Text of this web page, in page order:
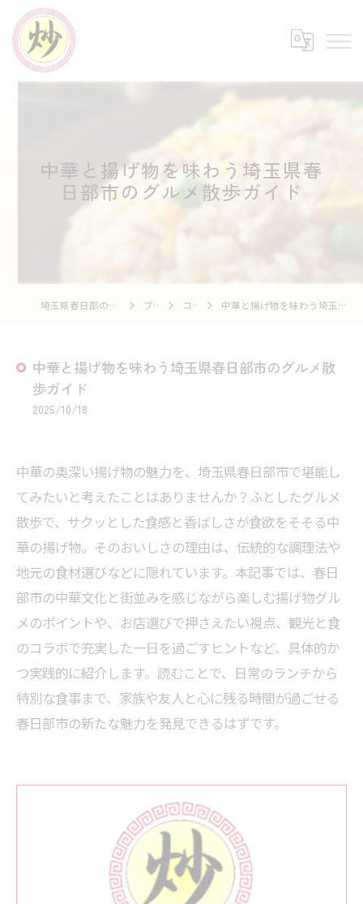
中華と揚げ物を味わう埼玉県春
日部市のグルメ散歩ガイド
埼玉県春日部の中華なら中華市場 炒 ブログ コラム 中華と揚げ物を味わう埼玉県春日部市のグルメ散歩ガイド
中華と揚げ物を味わう埼玉県春日部市のグルメ散
歩ガイド
2025/10/18
中華の奥深い揚げ物の魅力を、埼玉県春日部市で堪能し
てみたいと考えたことはありませんか？ふとしたグルメ
散歩で、サクッとした食感と香ばしさが食欲をそそる中
華の揚げ物。そのおいしさの理由は、伝統的な調理法や
地元の食材選びなどに隠れています。本記事では、春日
部市の中華文化と街並みを感じながら楽しむ揚げ物グル
メのポイントや、お店選びで押さえたい視点、観光と食
のコラボで充実した一日を過ごすヒントなど、具体的か
つ実践的に紹介します。読むことで、日常のランチから
特別な食事まで、家族や友人と心に残る時間が過ごせる
春日部市の新たな魅力を発見できるはずです。